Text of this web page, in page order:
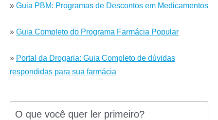
» Guia PBM: Programas de Descontos em Medicamentos
» Guia Completo do Programa Farmácia Popular
» Portal da Drogaria: Guia Completo de dúvidas
respondidas para sua farmácia
O que você quer ler primeiro?